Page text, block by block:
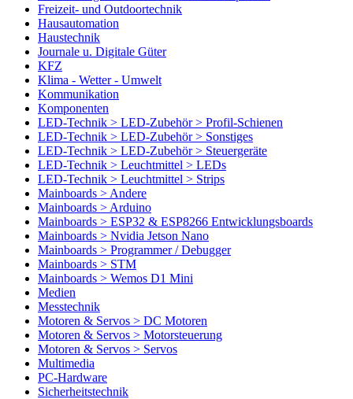
Freizeit- und Outdoortechnik
Hausautomation
Haustechnik
Journale u. Digitale Güter
KFZ
Klima - Wetter - Umwelt
Kommunikation
Komponenten
LED-Technik > LED-Zubehör > Profil-Schienen
LED-Technik > LED-Zubehör > Sonstiges
LED-Technik > LED-Zubehör > Steuergeräte
LED-Technik > Leuchtmittel > LEDs
LED-Technik > Leuchtmittel > Strips
Mainboards > Andere
Mainboards > Arduino
Mainboards > ESP32 & ESP8266 Entwicklungsboards
Mainboards > Nvidia Jetson Nano
Mainboards > Programmer / Debugger
Mainboards > STM
Mainboards > Wemos D1 Mini
Medien
Messtechnik
Motoren & Servos > DC Motoren
Motoren & Servos > Motorsteuerung
Motoren & Servos > Servos
Multimedia
PC-Hardware
Sicherheitstechnik